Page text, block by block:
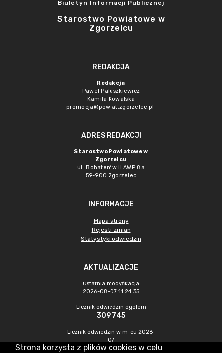
Biuletyn Informacji Publicznej
Starostwo Powiatowe w
Zgorzelcu
REDAKCJA
Redakcja
Paweł Paluszkiewicz
Kamila Kowalska
promocja@powiat.zgorzelec.pl
ADRES REDAKCJI
Starostwo Powiatowe w
Zgorzelcu
ul. Bohaterów II AWP 8a
59-900 Zgorzelec
INFORMACJE
Mapa strony
Rejestr zmian
Statystyki odwiedzin
AKTUALIZACJE
Ostatnia modyfikacja
2026-08-07 11:24:35
Licznik odwiedzin ogółem
309 745
Licznik odwiedzin w m-cu 2026-
07
443
Strona korzysta z plików cookies w celu